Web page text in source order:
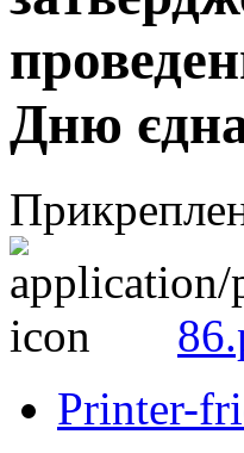
Дню
Printer-